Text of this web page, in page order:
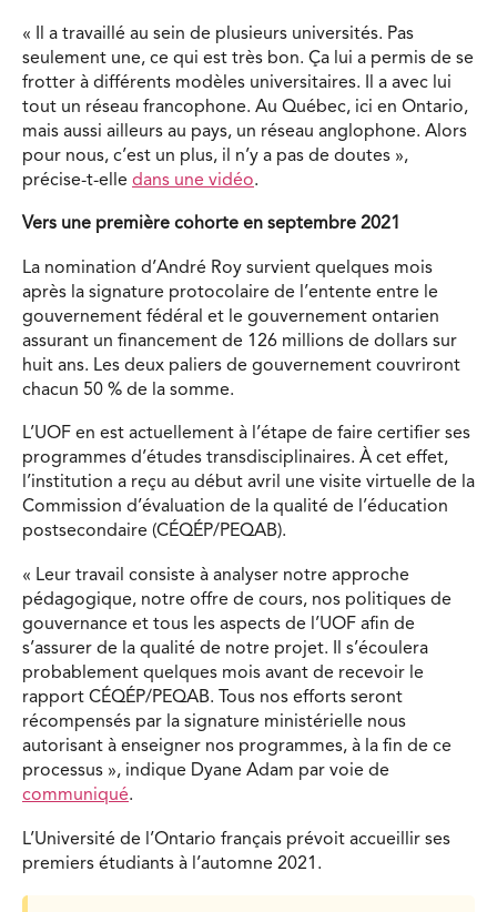
« Il a travaillé au sein de plusieurs universités. Pas
seulement une, ce qui est très bon. Ça lui a permis de se
frotter à différents modèles universitaires. Il a avec lui
tout un réseau francophone. Au Québec, ici en Ontario,
mais aussi ailleurs au pays, un réseau anglophone. Alors
pour nous, c’est un plus, il n’y a pas de doutes »,
précise-t-elle dans une vidéo.
Vers une première cohorte en septembre 2021
La nomination d’André Roy survient quelques mois
après la signature protocolaire de l’entente entre le
gouvernement fédéral et le gouvernement ontarien
assurant un financement de 126 millions de dollars sur
huit ans. Les deux paliers de gouvernement couvriront
chacun 50 % de la somme.
L’UOF en est actuellement à l’étape de faire certifier ses
programmes d’études transdisciplinaires. À cet effet,
l’institution a reçu au début avril une visite virtuelle de la
Commission d’évaluation de la qualité de l’éducation
postsecondaire (CÉQÉP/PEQAB).
« Leur travail consiste à analyser notre approche
pédagogique, notre offre de cours, nos politiques de
gouvernance et tous les aspects de l’UOF afin de
s’assurer de la qualité de notre projet. Il s’écoulera
probablement quelques mois avant de recevoir le
rapport CÉQÉP/PEQAB. Tous nos efforts seront
récompensés par la signature ministérielle nous
autorisant à enseigner nos programmes, à la fin de ce
processus », indique Dyane Adam par voie de
communiqué.
L’Université de l’Ontario français prévoit accueillir ses
premiers étudiants à l’automne 2021.